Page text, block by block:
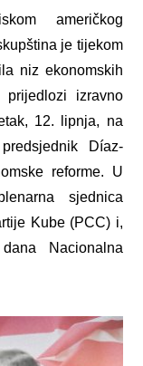
američkog
je tijekom
niz ekonomskih
izravno
12. lipnja, na
Díaz-
reforme. U
sjednica
Kube (PCC) i,
Nacionalna